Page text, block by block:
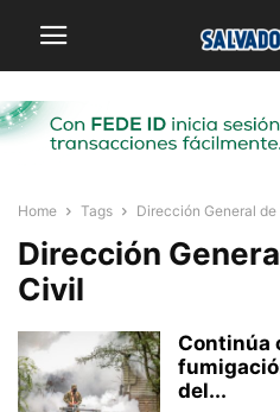
Home Tags Dirección General
Dirección
Civil
Continúa
del...